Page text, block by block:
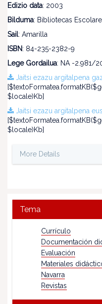
Edizio data: 2003
Bilduma: Bibliotecas
Sail: Amarilla
ISBN: 84-235-2382-9
Lege Gordailua: NA -2.981/
Jaitsi ezazu argitalpena
$locale)Kb]
Jaitsi ezazu argitalpena
$locale)Kb]
More Details
Tema
Currículo
Documentación
Evaluación
Materiales
Navarra
Revistas